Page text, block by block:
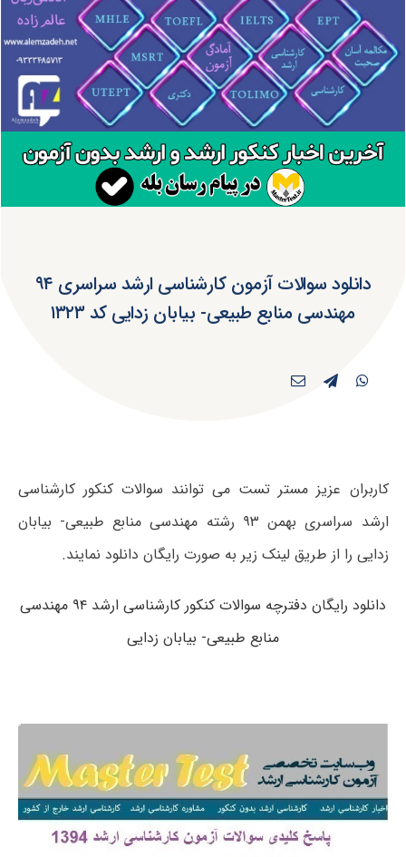
دانلود سوالات آزمون کارشناسی ارشد سراسری ۹۴
مهندسی منابع طبیعی- بیابان زدایی کد ۱۳۲۳
کاربران عزیز مستر تست می توانند سوالات کنکور کارشناسی
ارشد سراسری بهمن ۹۳ رشته مهندسی منابع طبیعی- بیابان
زدایی را از طریق لینک زیر به صورت رایگان دانلود نمایند.
دانلود رایگان دفترچه سوالات کنکور کارشناسی ارشد ۹۴ مهندسی
منابع طبیعی- بیابان زدایی